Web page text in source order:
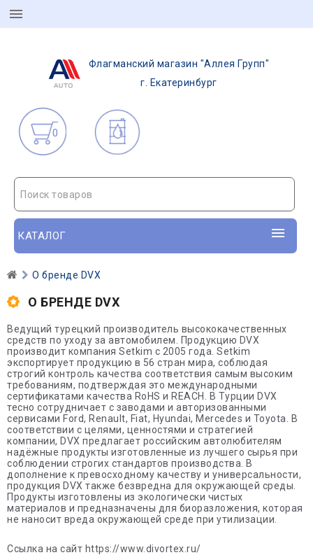
Флагманский магазин "Аллея Групп"
г. Екатеринбург
0
Поиск товаров
КАТАЛОГ
О бренде DVX
О БРЕНДЕ DVX
Ведущий турецкий производитель высококачественных
средств по уходу за автомобилем. Продукцию DVX
производит компания Setkim с 2005 года. Setkim
экспортирует продукцию в 56 стран мира, соблюдая
строгий контроль качества соответствия самым высоким
требованиям, подтверждая это международными
сертификатами качества RoHS и REACH. В Турции DVX
тесно сотрудничает с заводами и авторизованными
сервисами Ford, Renault, Fiat, Hyundai, Mercedes и Toyota. В
соответствии с целями, ценностями и стратегией
компании, DVX предлагает российским автолюбителям
надёжные продукты изготовленные из лучшего сырья при
соблюдении строгих стандартов производства. В
дополнение к превосходному качеству и универсальности,
продукция DVX также безвредна для окружающей среды.
Продукты изготовлены из экологически чистых
материалов и предназначены для биоразложения, которая
не наносит вреда окружающей среде при утилизации.
Ссылка на сайт https://www.divortex.ru/